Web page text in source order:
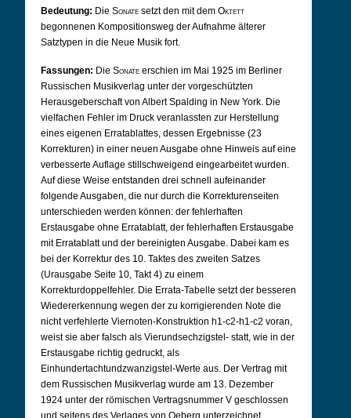
Bedeutung: Die Sonate setzt den mit dem Oktett
begonnenen Kompositionsweg der Aufnahme älterer
Satztypen in die Neue Musik fort.
Fassungen: Die Sonate erschien im Mai 1925 im Berliner
Russischen Musikverlag unter der vorgeschützten
Herausgeberschaft von Albert Spalding in New York. Die
vielfachen Fehler im Druck veranlassten zur Herstellung
eines eigenen Erratablattes, dessen Ergebnisse (23
Korrekturen) in einer neuen Ausgabe ohne Hinweis auf eine
verbesserte Auflage stillschweigend eingearbeitet wurden.
Auf diese Weise entstanden drei schnell aufeinander
folgende Ausgaben, die nur durch die Korrekturenseiten
unterschieden werden können: der fehlerhaften
Erstausgabe ohne Erratablatt, der fehlerhaften Erstausgabe
mit Erratablatt und der bereinigten Ausgabe. Dabei kam es
bei der Korrektur des 10. Taktes des zweiten Satzes
(Urausgabe Seite 10, Takt 4) zu einem
Korrekturdoppelfehler. Die Errata-Tabelle setzt der besseren
Wiedererkennung wegen der zu korrigierenden Note die
nicht verfehlerte Viernoten-Konstruktion h1-c2-h1-c2 voran,
weist sie aber falsch als Vierundsechzigstel- statt, wie in der
Erstausgabe richtig gedruckt, als
Einhundertachtundzwanzigstel-Werte aus. Der Vertrag mit
dem Russischen Musikverlag wurde am 13. Dezember
1924 unter der römischen Vertragsnummer V geschlossen
und seitens des Verlages von Oeberg unterzeichnet.